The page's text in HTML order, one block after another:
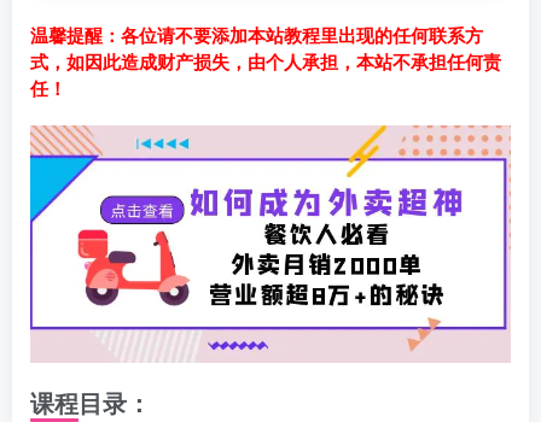
温馨提醒：各位请不要添加本站教程里出现的任何联系方
式，如因此造成财产损失，由个人承担，本站不承担任何责
任！
课程目录：